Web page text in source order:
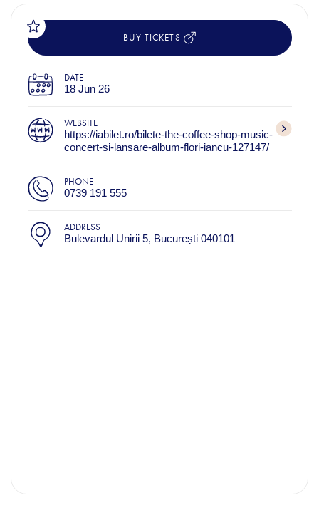
BUY TICKETS
DATE
18 Jun 26
WEBSITE
https://iabilet.ro/bilete-the-coffee-shop-music-
concert-si-lansare-album-flori-iancu-127147/
PHONE
0739 191 555
ADDRESS
Bulevardul Unirii 5, București 040101